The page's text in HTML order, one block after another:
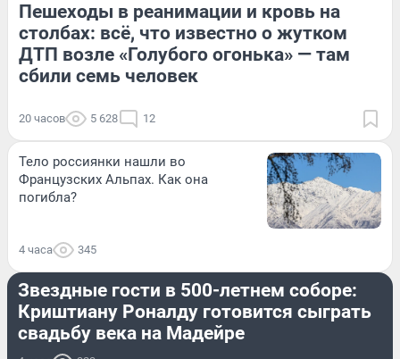
Пешеходы в реанимации и кровь на
столбах: всё, что известно о жутком
ДТП возле «Голубого огонька» — там
сбили семь человек
20 часов 5 628 12
Тело россиянки нашли во
Французских Альпах. Как она
погибла?
4 часа 345
СПОРТ
Звездные гости в 500-летнем соборе:
Криштиану Роналду готовится сыграть
свадьбу века на Мадейре